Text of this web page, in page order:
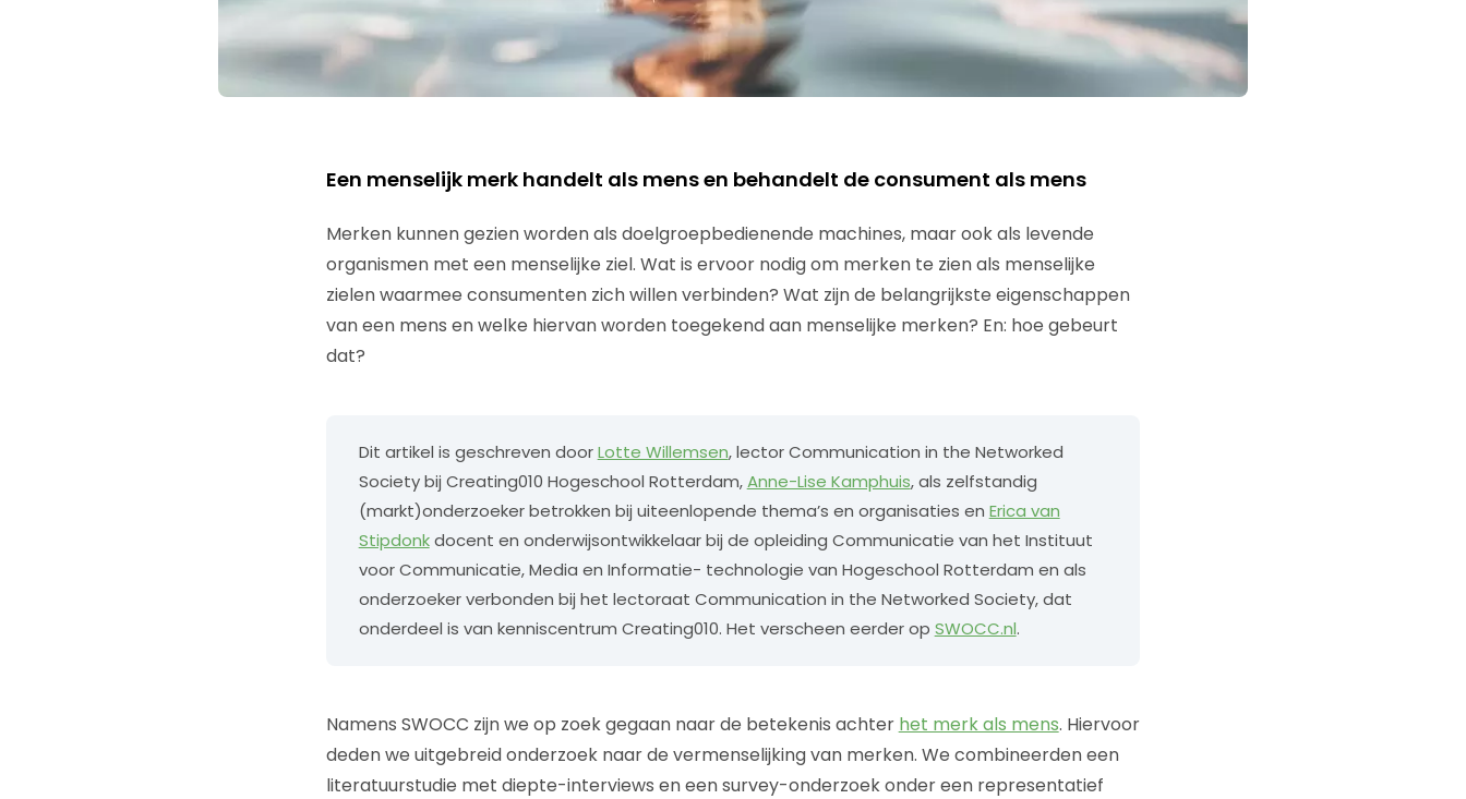
Een menselijk merk handelt als mens en behandelt de consument als mens
Merken kunnen gezien worden als doelgroepbedienende machines, maar ook als levende
organismen met een menselijke ziel. Wat is ervoor nodig om merken te zien als menselijke
zielen waarmee consumenten zich willen verbinden? Wat zijn de belangrijkste eigenschappen
van een mens en welke hiervan worden toegekend aan menselijke merken? En: hoe gebeurt
dat?
Dit artikel is geschreven doorLotte Willemsen, lector Communication in the Networked
Society bij Creating010 Hogeschool Rotterdam,Anne-Lise Kamphuis, als zelfstandig
(markt)onderzoeker betrokken bij uiteenlopende thema’s en organisaties en Erica van
Stipdonkdocent en onderwijsontwikkelaar bij de opleiding Communicatie van het Instituut
voor Communicatie, Media en Informatie- technologie van Hogeschool Rotterdam en als
onderzoeker verbonden bij het lectoraat Communication in the Networked Society, dat
onderdeel is van kenniscentrum Creating010. Het verscheen eerder op SWOCC.nl.
Namens SWOCC zijn we op zoek gegaan naar de betekenis achter het merk als mens. Hiervoor
deden we uitgebreid onderzoek naar de vermenselijking van merken. We combineerden een
literatuurstudie met diepte-interviews en een survey-onderzoek onder een representatief